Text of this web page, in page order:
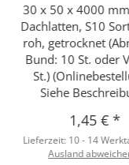
30 x 50 x 4000
Dachlatten, S10
roh, getrocknet
Bund: 10 St. oder
St.)
Siehe
1,45 € *
Lieferzeit: 10 - 14
Ausland